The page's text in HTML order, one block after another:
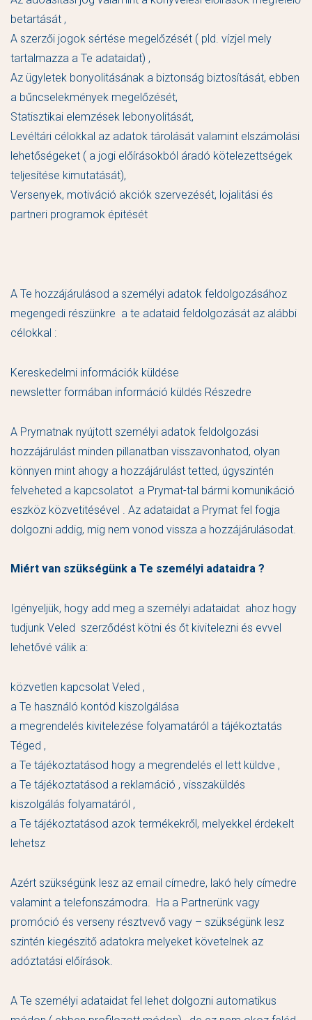
betartását ,
A szerzői jogok sértése megelőzését ( pld. vízjel mely
tartalmazza a Te adataidat) ,
Az ügyletek bonyolitásának a biztonság biztosítását, ebben
a bűncselekmények megelőzését,
Statisztikai elemzések lebonyolitását,
Levéltári célokkal az adatok tárolását valamint elszámolási
lehetőségeket ( a jogi előírásokból áradó kötelezettségek
teljesítése kimutatását),
Versenyek, motiváció akciók szervezését, lojalitási és
partneri programok épitését
A Te hozzájárulásod a személyi adatok feldolgozásához
megengedi részünkre a te adataid feldolgozását az alábbi
célokkal :
Kereskedelmi információk küldése
newsletter formában információ küldés Részedre
A Prymatnak nyújtott személyi adatok feldolgozási
hozzájárulást minden pillanatban visszavonhatod, olyan
könnyen mint ahogy a hozzájárulást tetted, úgyszintén
felveheted a kapcsolatot a Prymat-tal bármi komunikáció
eszköz közvetitésével . Az adataidat a Prymat fel fogja
dolgozni addig, mig nem vonod vissza a hozzájárulásodat.
Miért van szükségünk a Te személyi adataidra ?
Igényeljük, hogy add meg a személyi adataidat ahoz hogy
tudjunk Veled szerződést kötni és őt kivitelezni és evvel
lehetővé válik a:
közvetlen kapcsolat Veled ,
a Te használó kontód kiszolgálása
a megrendelés kivitelezése folyamatáról a tájékoztatás
Téged ,
a Te tájékoztatásod hogy a megrendelés el lett küldve ,
a Te tájékoztatásod a reklamáció , visszaküldés
kiszolgálás folyamatáról ,
a Te tájékoztatásod azok termékekről, melyekkel érdekelt
lehetsz
Azért szükségünk lesz az email címedre, lakó hely címedre
valamint a telefonszámodra. Ha a Partnerünk vagy
promóció és verseny résztvevő vagy – szükségünk lesz
szintén kiegészitő adatokra melyeket követelnek az
adóztatási előírások.
A Te személyi adataidat fel lehet dolgozni automatikus